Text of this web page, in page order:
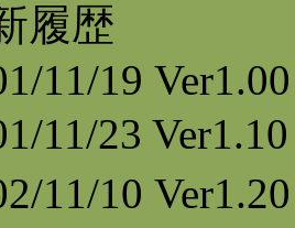
履歴
11/19
11/23
11/10